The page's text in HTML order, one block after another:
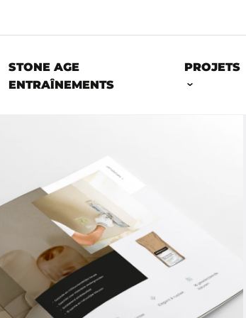
STONE AGE
ENTRAÎNEMENTS
PROJETS